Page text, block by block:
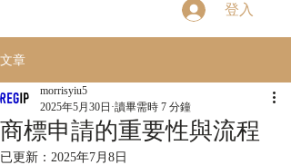
登入
文章
商標申請的重要性與流程
morrisyiu5
2025年5月30日 讀畢需時 7 分鐘
已更新： 2025年7月8日